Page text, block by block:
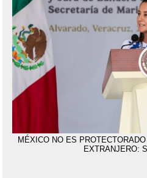
MÉXICO NO ES
EXTRANJERO: